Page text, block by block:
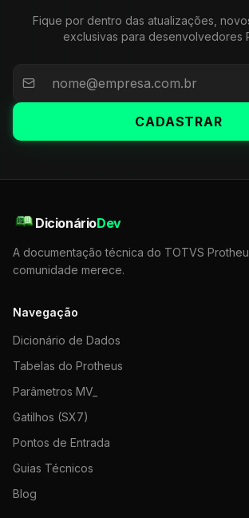
Fique por dentro das atualizações,
exclusivas para desenvolvedores
CADASTRAR
DicionárioDev
A documentação técnica do TOTVS
comunidade merece.
Navegação
Dicionário de Dados
Tabelas do Protheus
Parâmetros MV_
Gatilhos (SX7)
Pontos de Entrada
Guias Técnicos
Blog